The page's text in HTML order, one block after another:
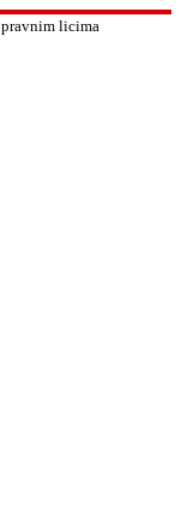
pravnim licima